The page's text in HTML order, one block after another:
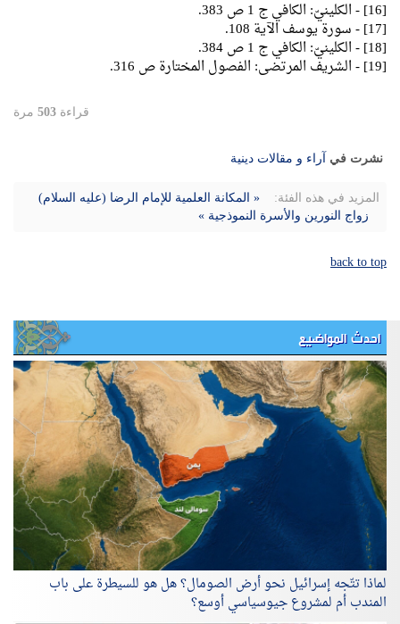
[16] - الكلينيّ: الكافي ج 1 ص 383.
[17] - سورة يوسف الآية 108.
[18] - الكلينيّ: الكافي ج 1 ص 384.
[19] - الشريف المرتضى: الفصول المختارة ص 316.
قراءة 503 مرة
نشرت في آراء و مقالات دينية
المزيد في هذه الفئة:
« المكانة العلمية للإمام الرضا (عليه السلام)
زواج النورين والأسرة النموذجية »
back to top
احدث المواضيع
لماذا تتّجه إسرائيل نحو أرض الصومال؟ هل هو للسيطرة على باب
المندب أم لمشروع جيوسياسي أوسع؟